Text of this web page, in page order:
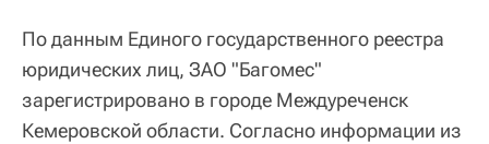
По данным Единого государственного реестра
юридических лиц, ЗАО "Багомес"
зарегистрировано в городе Междуреченск
Кемеровской области. Согласно информации из